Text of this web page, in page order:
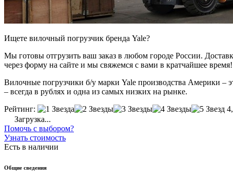
Ищете вилочный погрузчик бренда Yale?
Мы готовы отгрузить ваш заказ в любом городе России.
через форму на сайте и мы свяжемся с вами в кратчайшее время!
Вилочные погрузчики б/у марки Yale производства Америки –
– всегда в рублях и одна из самых низких на рынке.
Рейтинг:
Загрузка...
Помочь с выбором?
Узнать стоимость
Есть в наличии
Общие сведения